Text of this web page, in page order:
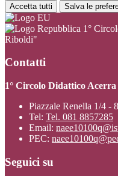
Accetta tutti Salva le
1°
Riboldi"
Contatti
1° Circolo Didattico
Piazzale Renella 1/4
Tel: Tel. 081 8857285
Email:
PEC:
Seguici su